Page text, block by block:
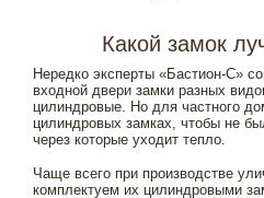
Какой замок
Нередко эксперты «Бастион-С»
входной двери замки разных
цилиндровые. Но для частного
цилиндровых замках, чтобы не
через которые уходит тепло.
Чаще всего при производстве
комплектуем их цилиндровыми